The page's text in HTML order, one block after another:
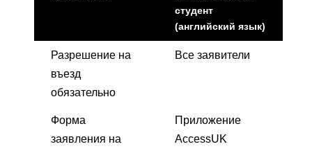
студент
(английский язык)
Разрешение на
въезд
обязательно
Все заявители
Форма
заявления на
Приложение
AccessUK